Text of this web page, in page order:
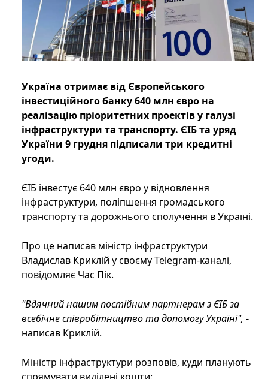
Україна отримає від Європейського
інвестиційного банку 640 млн євро на
реалізацію пріоритетних проектів у галузі
інфраструктури та транспорту. ЄІБ та уряд
України 9 грудня підписали три кредитні
угоди.
ЄІБ інвестує 640 млн євро у відновлення
інфраструктури, поліпшення громадського
транспорту та дорожнього сполучення в Україні.
Про це написав міністр інфраструктури
Владислав Криклій у своєму Telegram-каналі,
повідомляє Час Пік.
"Вдячний нашим постійним партнерам з ЄІБ за
всебічне співробітництво та допомогу Україні", -
написав Криклій.
Міністр інфраструктури розповів, куди планують